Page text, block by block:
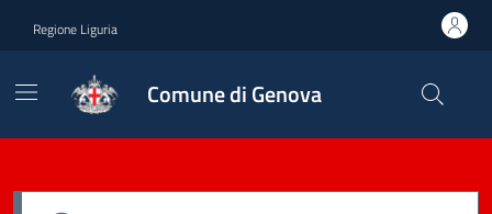
Regione Liguria
Comune di Genova